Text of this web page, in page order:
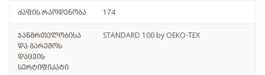
ძაფის რაოდენობა 174
ჯანმრთელობისა
და გარემოს
დაცვის
სერტიფიკატი
STANDARD 100 by OEKO-TEX